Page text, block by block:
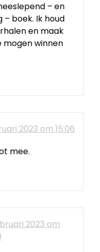
– en
boek. Ik houd
en maak
winnen
2023 om 15:06
mee.
2023 om